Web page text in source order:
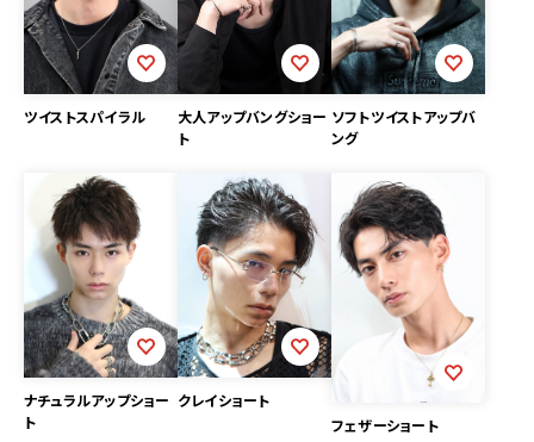
ツイストスパイラル
大人アップバングショー
ト
ソフトツイストアップバ
ング
ナチュラルアップショー
ト
クレイショート
フェザーショート